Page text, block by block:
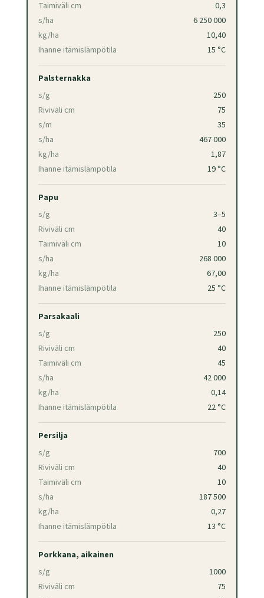
Taimiväli cm
0,3
s/ha
6 250 000
kg/ha
10,40
Ihanne itämislämpötila
15 °C
Palsternakka
s/g
250
Riviväli cm
75
s/m
35
s/ha
467 000
kg/ha
1,87
Ihanne itämislämpötila
19 °C
Papu
s/g
3–5
Riviväli cm
40
Taimiväli cm
10
s/ha
268 000
kg/ha
67,00
Ihanne itämislämpötila
25 °C
Parsakaali
s/g
250
Riviväli cm
40
Taimiväli cm
45
s/ha
42 000
kg/ha
0,14
Ihanne itämislämpötila
22 °C
Persilja
s/g
700
Riviväli cm
40
Taimiväli cm
10
s/ha
187 500
kg/ha
0,27
Ihanne itämislämpötila
13 °C
Porkkana, aikainen
s/g
1000
Riviväli cm
75